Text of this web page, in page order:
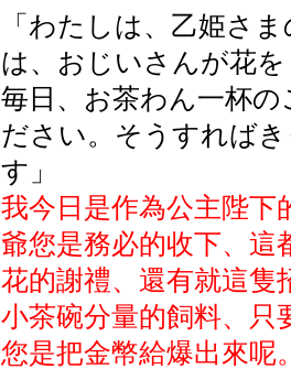
「わたしは、乙姫さ
は、おじいさんが花
毎日、お茶わん一杯
ださい。そうすれば
す」
我今日是作為公主陛下
爺您是務必的收下、這
花的謝禮、還有就這隻
小茶碗分量的飼料、只
您是把金幣給爆出來呢